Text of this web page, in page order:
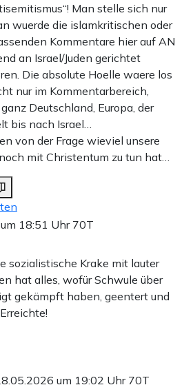
Man stelle sich nur
wuerde die islamkritischen oder
Kommentare hier auf AN
an Israel/Juden gerichtet
Die absolute Hoelle waere los
nur im Kommentarbereich,
Deutschland, Europa, der
bis nach Israel…
von der Frage wieviel unsere
mit Christentum zu tun hat…
18:51 Uhr 70T
sozialistische Krake mit lauter
hat alles, wofür Schwule über
gekämpft haben, geentert und
um 19:02 Uhr 70T